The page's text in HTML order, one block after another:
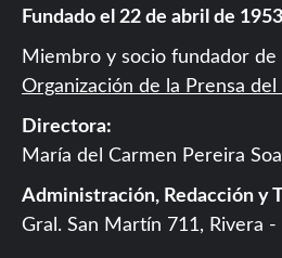
Fundado el 22 de abril de
Miembro y socio fundador de
Organización de la Prensa
Directora:
María del Carmen Pereira
Administración, Redacción y
Gral. San Martín 711, Rivera -